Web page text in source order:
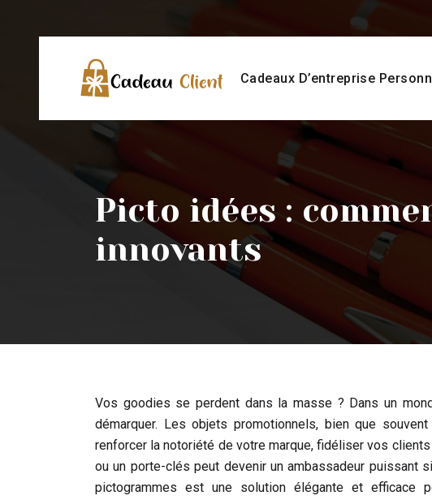
Cadeaux D’entreprise
Picto idées :
innovants
Vos goodies se perdent dans la masse ? Dans un
démarquer. Les objets promotionnels, bien que
renforcer la notoriété de votre marque, fidéliser vos
ou un porte-clés peut devenir un ambassadeur puissant
pictogrammes est une solution élégante et